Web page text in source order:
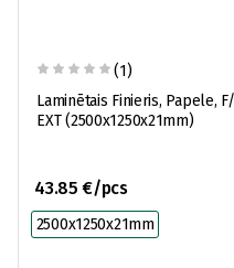
(1)
Laminētais Finieris, Papele, F/
EXT (2500x1250x21mm)
43.85 €/pcs
2500x1250x21mm